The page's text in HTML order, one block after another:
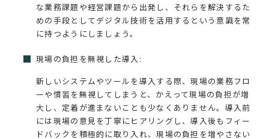
な業務課題や経営課題から出発し、それらを解決するた
めの手段としてデジタル技術を活用するという意識を常
に持つようにしましょう。
現場の負担を無視した導入:
新しいシステムやツールを導入する際、現場の業務フロ
ーや慣習を無視してしまうと、かえって現場の負担が増
大し、定着が進まないことも少なくありません。導入前
には現場の意見を丁寧にヒアリングし、導入後もフィー
ドバックを積極的に取り入れ、現場の負担を増やさない